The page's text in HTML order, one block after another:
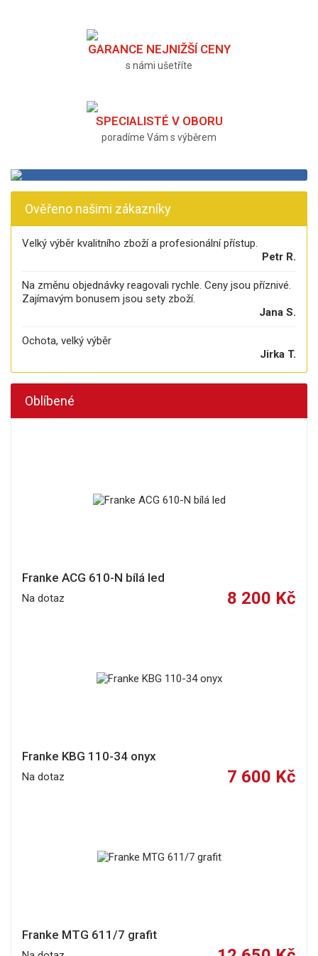
GARANCE NEJNIŽŠÍ CENY
s námi ušetříte
SPECIALISTÉ V OBORU
poradíme Vám s výběrem
Ověřeno našimi zákazníky
Velký výběr kvalitního zboží a profesionální přístup.
Petr R.
Na změnu objednávky reagovali rychle. Ceny jsou příznivé.
Zajímavým bonusem jsou sety zboží.
Jana S.
Ochota, velký výběr
Jirka T.
Oblíbené
Franke ACG 610-N bílá led
Na dotaz 8 200 Kč
Franke KBG 110-34 onyx
Na dotaz 7 600 Kč
Franke MTG 611/7 grafit